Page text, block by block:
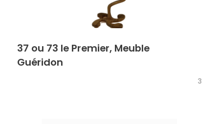
37 ou 73 le Premier, Meuble
Guéridon
3